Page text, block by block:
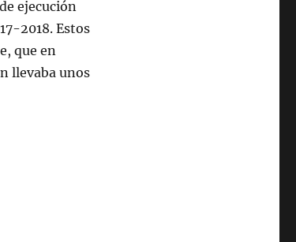
ejecución
2018. Estos
que en
llevaba unos